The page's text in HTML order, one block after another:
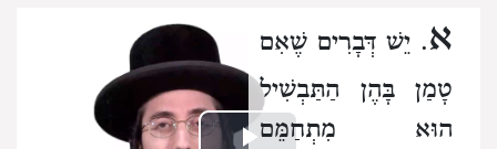
א. יֵשׁ דְּבָרִים שֶׁאִם
טָמַן בָּהֶן הַתַּבְשִׁיל
הוּא מִתְחַמֵּם